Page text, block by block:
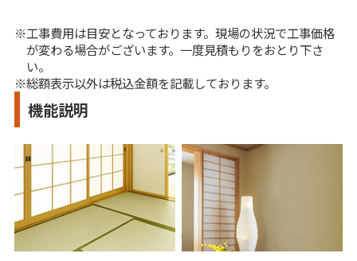
工事費用は目安となっております。現場の状況で工事価格
が変わる場合がございます。一度見積もりをおとり下さ
い。
※総額表示以外は税込金額を記載しております。
機能説明